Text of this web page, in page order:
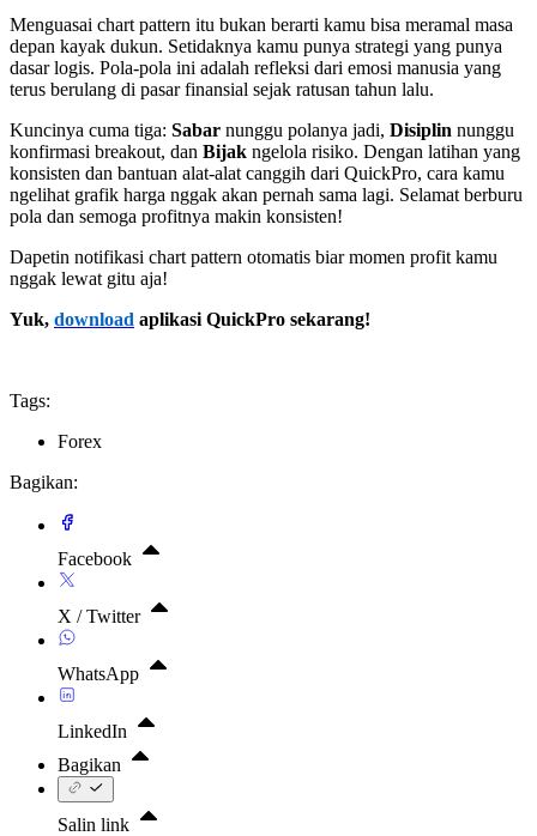
Menguasai chart pattern itu bukan berarti kamu bisa meramal masa
depan kayak dukun. Setidaknya kamu punya strategi yang punya
dasar logis. Pola-pola ini adalah refleksi dari emosi manusia yang
terus berulang di pasar finansial sejak ratusan tahun lalu.
Kuncinya cuma tiga: Sabar nunggu polanya jadi, Disiplin nunggu
konfirmasi breakout, dan Bijak ngelola risiko. Dengan latihan yang
konsisten dan bantuan alat-alat canggih dari QuickPro, cara kamu
ngelihat grafik harga nggak akan pernah sama lagi. Selamat berburu
pola dan semoga profitnya makin konsisten!
Dapetin notifikasi chart pattern otomatis biar momen profit kamu
nggak lewat gitu aja!
Yuk, download aplikasi QuickPro sekarang!
Tags:
Forex
Bagikan:
Facebook
X / Twitter
WhatsApp
LinkedIn
Bagikan
Salin link